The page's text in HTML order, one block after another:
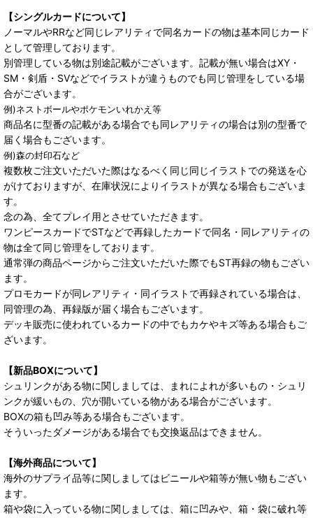
【シングルカードについて】
ノーマルやRRなど同じレアリティで同名カードの物は基本同じカード
として管理しております。
別管理している物は別途記載がございます。記載が無い場合はXY・
SM・剣盾・SVなどでイラストが違うものでも同じ管理をしている場
合がございます。
例)ネストボールやポケモンいれかえ等
商品名に型番の記載がある場合でも同レアリティの場合は別の型番で
届く場合もございます。
例)森の封印石など
複数枚ご注文いただいた際はなるべく同じ同じイラストでの発送を心
がけておりますが、在庫状況によりイラストが異なる場合もございま
す。
念の為、全てプレイ用とさせていただきます。
ワンピースカードでSTなどで再録したカードで同名・同レアリティの
物は全て同じ管理をしております。
通常弾の商品ページからご注文いただいた際でもST再録の物もござい
ます。
プロモカードが同レアリティ・同イラストで再録されている場合は、
同管理の為、再録版が届く場合もございます。
デッキ販売に使われているカードの中でもカケやキズ等ある場合もご
ざいます。
【新品BOXについて】
シュリンクがある物に関しましては、まれによれが多いもの・シュリ
ンクが緩いもの、穴が開いている物がある場合がございます。
BOXの箱も凹み等ある場合もございます。
そういったダメージがある場合でも交換返品はできません。
【海外商品について】
海外のサプライ品等に関しましてはビニールや箱等が無い物もござい
ます。
箱や袋に入っている物に関しましては、箱に凹みや、箱・袋に破れ等